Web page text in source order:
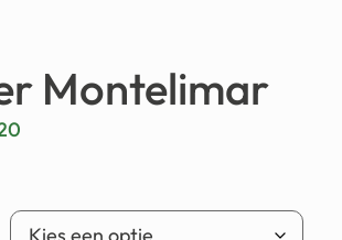
Montelimar